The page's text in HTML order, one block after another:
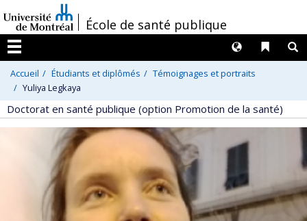
au
contenu
/École de santé publique
Menu
Liens
Langues
Accueil Étudiants et diplômés
Témoignages et portraits
Yuliya Legkaya
Doctorat en santé publique (option Promotion de la santé)